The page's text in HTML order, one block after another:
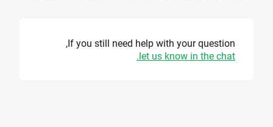
If you still need help with your question,
let us know in the chat.